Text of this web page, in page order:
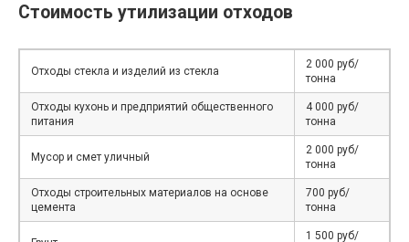
Стоимость утилизации отходов
Отходы стекла и изделий из стекла
2 000 руб/
тонна
Отходы кухонь и предприятий общественного
питания
4 000 руб/
тонна
Мусор и смет уличный
2 000 руб/
тонна
Отходы строительных материалов на основе
цемента
700 руб/
тонна
1 500 руб/